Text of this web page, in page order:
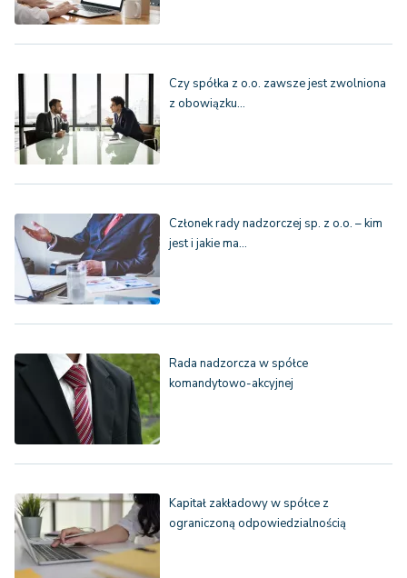
Czy spółka z o.o. zawsze jest zwolniona
z obowiązku…
Członek rady nadzorczej sp. z o.o. – kim
jest i jakie ma…
Rada nadzorcza w spółce
komandytowo-akcyjnej
Kapitał zakładowy w spółce z
ograniczoną odpowiedzialnością